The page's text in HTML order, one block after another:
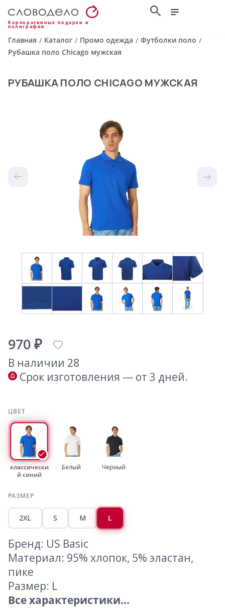
Корпоративные подарки и
полиграфия
Главная / Каталог / Промо одежда / Футболки поло /
Рубашка поло Chicago мужская
РУБАШКА ПОЛО CHICAGO МУЖСКАЯ
970 ₽
В наличии 28
Срок изготовления — от 3 дней.
ЦВЕТ
классически
й синий
Белый Черный
РАЗМЕР
2XL S M L
Бренд: US Basic
Материал: 95% хлопок, 5% эластан,
пике
Размер: L
Все характеристики...